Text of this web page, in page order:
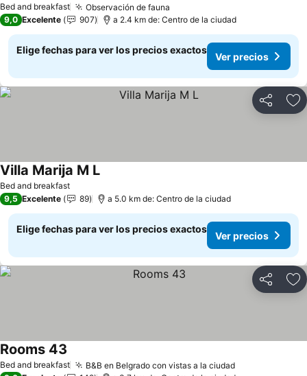
Bed and breakfast Observación de fauna
9,0 Excelente 907 a 2.4 km de: Centro de la ciudad
Elige fechas para ver los precios exactos
Ver precios
Compartir
Bed and breakfast
Villa Marija M LVer precios
9,5 Excelente 89 a 5.0 km de: Centro de la ciudad
Elige fechas para ver los precios exactos
Ver precios
Compartir
Bed and breakfast B&B en Belgrado con vistas a la ciudadVer precios
Rooms 43